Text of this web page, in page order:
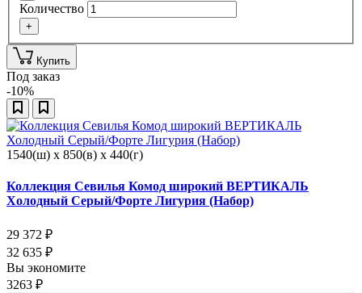
Количество
+
Купить
Под заказ
-10%
1540(ш) x 850(в) x 440(г)
Коллекция Севилья Комод широкий ВЕРТИКАЛЬ
Холодный Серый/Форте Лигурия (Набор)
29 372 ₽
32 635 ₽
Вы экономите
3263 ₽